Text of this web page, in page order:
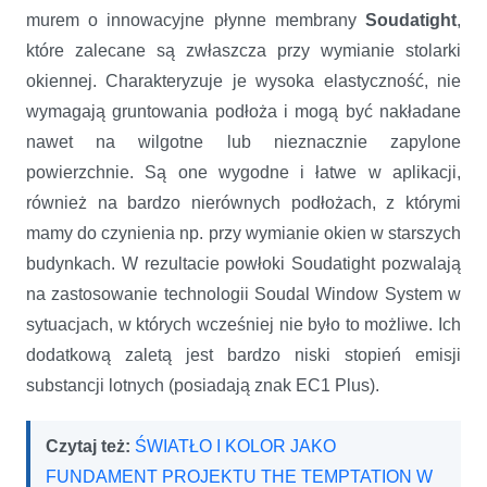
murem o innowacyjne płynne membrany Soudatight,
które zalecane są zwłaszcza przy wymianie stolarki
okiennej. Charakteryzuje je wysoka elastyczność, nie
wymagają gruntowania podłoża i mogą być nakładane
nawet na wilgotne lub nieznacznie zapylone
powierzchnie. Są one wygodne i łatwe w aplikacji,
również na bardzo nierównych podłożach, z którymi
mamy do czynienia np. przy wymianie okien w starszych
budynkach. W rezultacie powłoki Soudatight pozwalają
na zastosowanie technologii Soudal Window System w
sytuacjach, w których wcześniej nie było to możliwe. Ich
dodatkową zaletą jest bardzo niski stopień emisji
substancji lotnych (posiadają znak EC1 Plus).
Czytaj też: ŚWIATŁO I KOLOR JAKO
FUNDAMENT PROJEKTU THE TEMPTATION W